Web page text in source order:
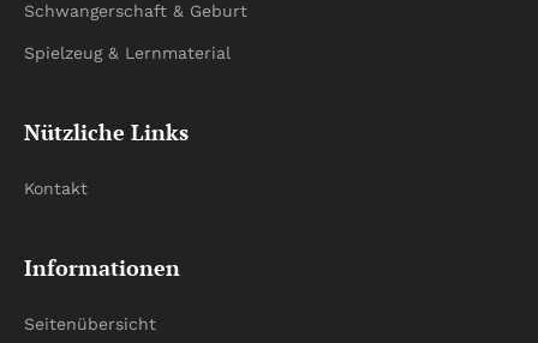
Schwangerschaft & Geburt
Spielzeug & Lernmaterial
Nützliche Links
Kontakt
Informationen
Seitenübersicht